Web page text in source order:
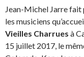
Jean-Michel Jarre fait
les musiciens
Vieilles Charrues à
15 juillet 2017, le